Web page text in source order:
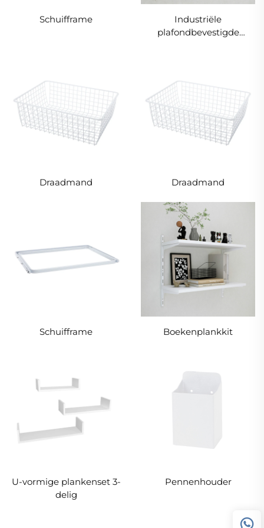
Schuifframe
Industriële
plafondbevestigde
Draadmand Draadmand
Schuifframe Boekenplankkit
U-vormige plankenset 3-
delig
Pennenhouder